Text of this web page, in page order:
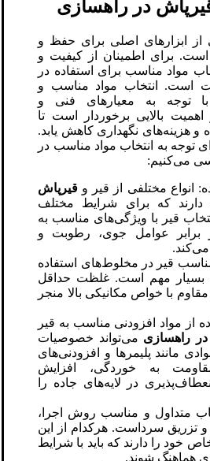
در راهسازی
از ابزارهای اصلی برای حفظ و
برای اطمینان از کیفیت و
مواد مناسب برای استفاده در
است. انتخاب مواد مناسب و
توجه به معیارهای فنی و
اهمیت بالایی برخوردار است تا
و هزینه‌های نگهداری کاهش یابد.
توجه به انتخاب مواد مناسب در
می‌کنیم:
انواع مختلفی از قیر و قیرپاش
دارند که برای شرایط مختلف
قیر با ویژگی‌های مناسب به
برابر عوامل جوی، رطوبت و
قیر در مخلوط‌های استفاده
بسیار مهم است. غلظت حداقل
مقاوم با خواص مکانیکی بالا منجر
از مواد افزودنی مناسب به قیر
راهسازی می‌تواند خصوصیات
مانند پلیمرها و افزودنی‌های
به خوردگی، افزایش
در لایه‌های جاده را
متداول و مناسب روش اجرا،
و تزریق سرداست. هرکدام از این
خود را دارند که باید با شرایط
هماهنگ شوند.